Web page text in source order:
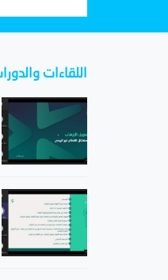
اللقاءات